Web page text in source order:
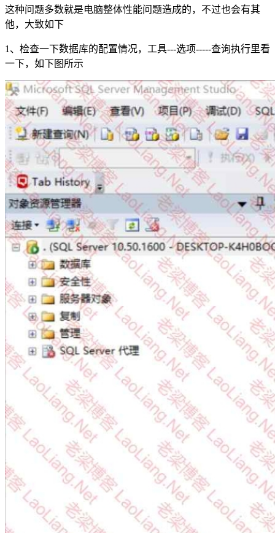
这种问题多数就是电脑整体性能问题造成的，不过也会有其
他，大致如下
1、检查一下数据库的配置情况，工具---选项-----查询执行里看
一下，如下图所示